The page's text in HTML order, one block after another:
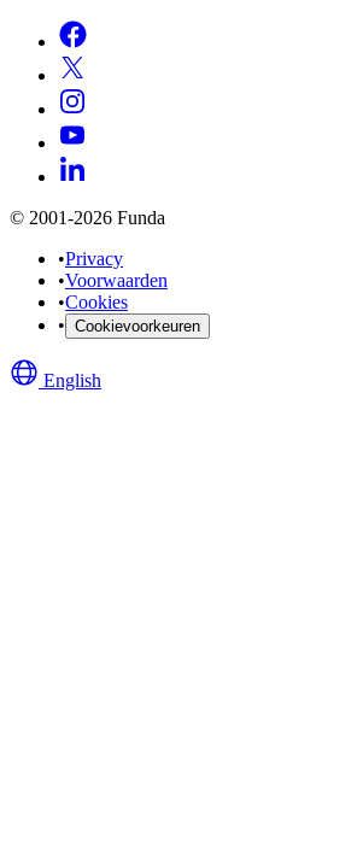
© 2001-2026 Funda
•Privacy
•Voorwaarden
•Cookies
• Cookievoorkeuren
English